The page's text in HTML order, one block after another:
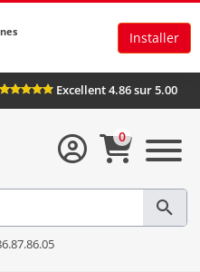
Installer
Excellent 4.86 sur 5.00
0